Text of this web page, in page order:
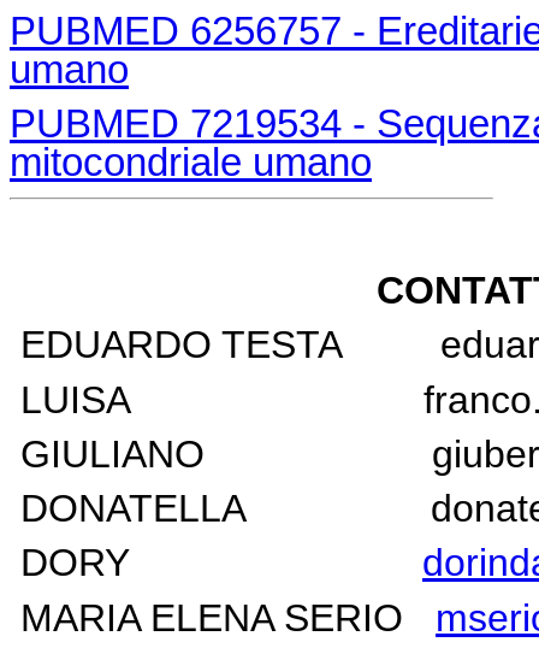
PUBMED 6256757 -
umano
PUBMED 7219534 -
mitocondriale umano
EDUARDO TESTA
LUISA
GIULIANO
DONATELLA
DORY
MARIA ELENA SERIO